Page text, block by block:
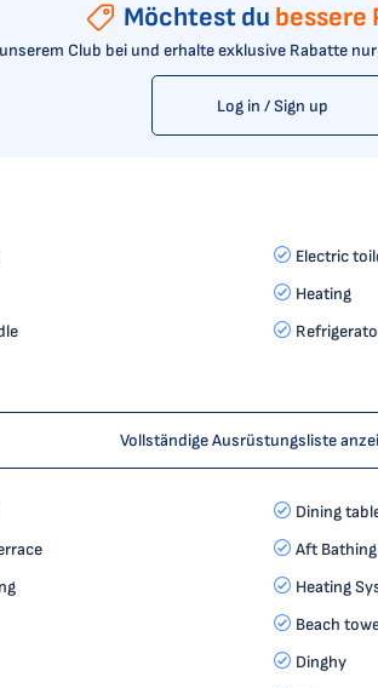
Möchtest du bessere
Club bei und erhalte exklusive Rabatte
Log in / Sign up
Electric
Heating
Vollständige Ausrüstungsliste
Dining
Aft
Heating
Beach
Dinghy